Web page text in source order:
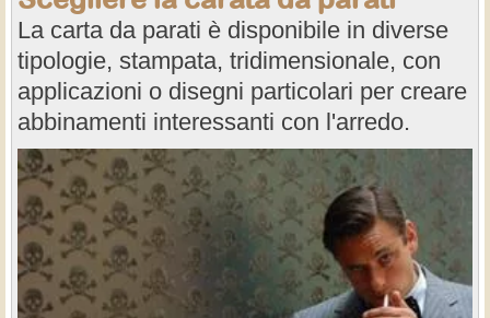
La carta da parati è disponibile in diverse
tipologie, stampata, tridimensionale, con
applicazioni o disegni particolari per creare
abbinamenti interessanti con l'arredo.